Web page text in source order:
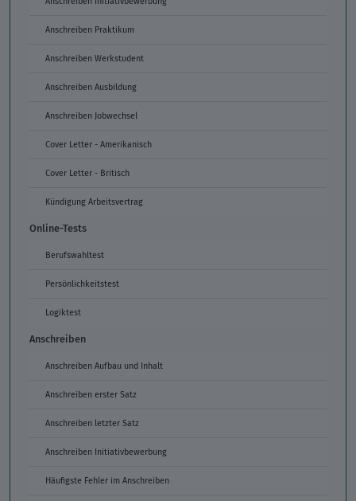
Anschreiben Praktikum
Anschreiben Werkstudent
Anschreiben Ausbildung
Anschreiben Jobwechsel
Cover Letter - Amerikanisch
Cover Letter - Britisch
Kündigung Arbeitsvertrag
Online-Tests
Berufswahltest
Persönlichkeitstest
Logiktest
Anschreiben
Anschreiben Aufbau und Inhalt
Anschreiben erster Satz
Anschreiben letzter Satz
Anschreiben Initiativbewerbung
Häufigste Fehler im Anschreiben